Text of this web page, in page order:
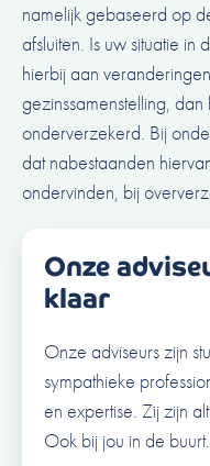
namelijk gebaseerd op
afsluiten. Is uw situatie in
hierbij aan
gezinssamenstelling,
onderverzekerd. Bij
dat nabestaanden
ondervinden, bij
Onze
klaar
Onze adviseurs zijn
sympathieke
en expertise. Zij zijn
Ook bij jou in de buurt.